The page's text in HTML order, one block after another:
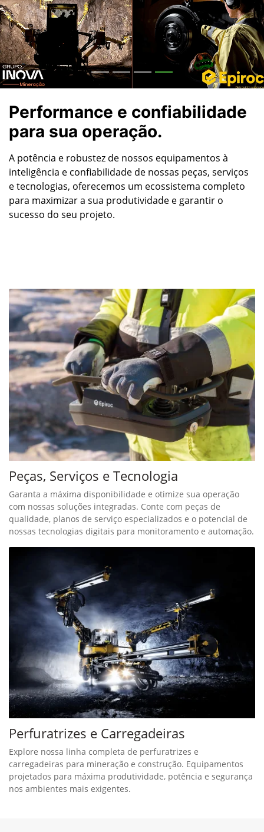
Performance e confiabilidade
para sua operação.
A potência e robustez de nossos equipamentos à
inteligência e confiabilidade de nossas peças, serviços
e tecnologias, oferecemos um ecossistema completo
para maximizar a sua produtividade e garantir o
sucesso do seu projeto.
Peças, Serviços e Tecnologia
Garanta a máxima disponibilidade e otimize sua operação
com nossas soluções integradas. Conte com peças de
qualidade, planos de serviço especializados e o potencial de
nossas tecnologias digitais para monitoramento e automação.
Perfuratrizes e Carregadeiras
Explore nossa linha completa de perfuratrizes e
carregadeiras para mineração e construção. Equipamentos
projetados para máxima produtividade, potência e segurança
nos ambientes mais exigentes.